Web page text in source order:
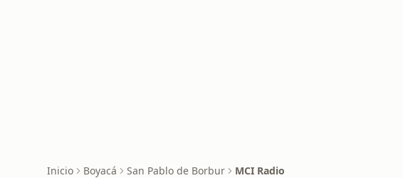
Inicio Boyacá San Pablo de Borbur MCI Radio